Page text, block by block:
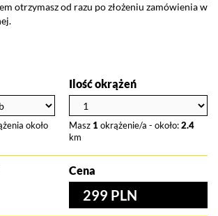
otrzymasz od razu po złożeniu zamówienia w
około
Ilość okrążeń
Masz 1 okrążenie/a - około: 2.4
km
Cena
299 PLN